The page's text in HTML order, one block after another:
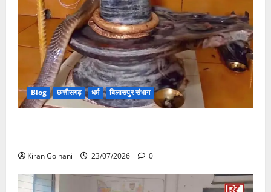
Blog छत्तीसगढ़ धर्म बिलासपुर संभाग
Kiran Golhani 23/07/2026 0